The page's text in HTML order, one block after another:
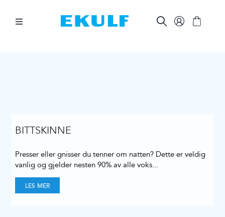
contentToggle
ØVRIG MUNNPLEIE
ØVRIGE PRODUKTER
FOR BEDRIFTER
BITTSKINNE
Presser eller gnisser du tenner om natten? Dette er veldig
vanlig og gjelder nesten 90% av alle voks...
LES MER